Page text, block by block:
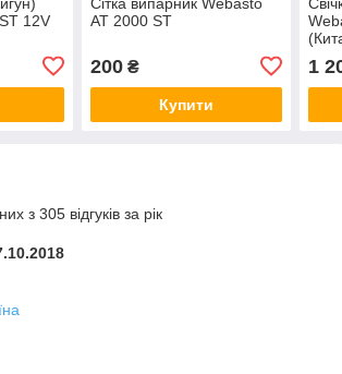
12V
AT 2000 ST
200₴
Купити
1
з 305 відгуків за рік